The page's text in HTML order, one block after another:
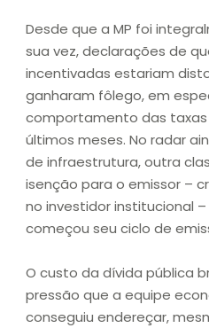
Desde que a MP foi
sua vez, declarações de
incentivadas estariam
ganharam fôlego, em
comportamento das taxas
últimos meses. No radar
de infraestrutura, outra
isenção para o emissor –
no investidor institucional
começou seu ciclo de
O custo da dívida pública
pressão que a equipe
conseguiu endereçar,